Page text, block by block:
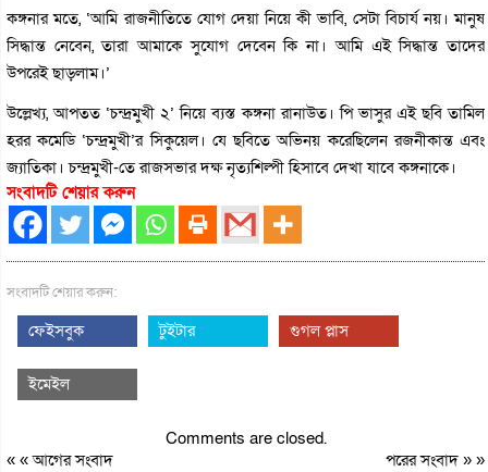
কঙ্গনার মতে, ‘আমি রাজনীতিতে যোগ দেয়া নিয়ে কী ভাবি, সেটা বিচার্য নয়। মানুষ
সিদ্ধান্ত নেবেন, তারা আমাকে সুযোগ দেবেন কি না। আমি এই সিদ্ধান্ত তাদের
উপরেই ছাড়লাম।’
উল্লেখ্য, আপতত ‘চন্দ্রমুখী ২’ নিয়ে ব্যস্ত কঙ্গনা রানাউত। পি ভাসুর এই ছবি তামিল
হরর কমেডি ‘চন্দ্রমুখী’র সিকুয়েল। যে ছবিতে অভিনয় করেছিলেন রজনীকান্ত এবং
জ্যাতিকা। চন্দ্রমুখী-তে রাজসভার দক্ষ নৃত্যশিল্পী হিসাবে দেখা যাবে কঙ্গনাকে।
সংবাদটি শেয়ার করুন
সংবাদটি শেয়ার করুন:
ফেইসবুক টুইটার গুগল প্লাস
ইমেইল
Comments are closed.
« «আগের সংবাদ পরের সংবাদ» »